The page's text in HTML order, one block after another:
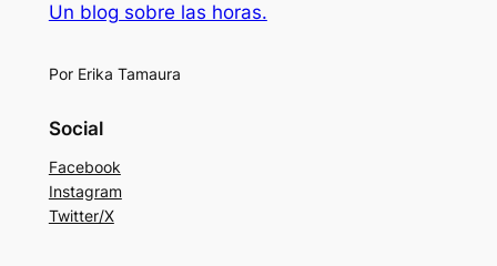
Un blog sobre las horas.
Por Erika Tamaura
Social
Facebook
Instagram
Twitter/X